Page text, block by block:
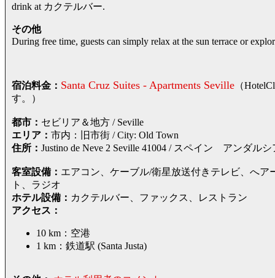
drink at カクテルバー.
その他
During free time, guests can simply relax at the sun terrace or
宿泊料金： Santa Cruz Suites - Apartments Seville （
す。）
都市： セビリア＆地方 / Seville
エリア： 市内：旧市街 / City: Old Town
住所： Justino de Neve 2 Seville 41004 / スペイン アンダ
客室設備： エアコン、ケーブル/衛星放送付きテレビ、へ
ト、ラジオ
ホテル設備： カクテルバー、ファックス、レストラン
アクセス：
10 km：空港
1 km：鉄道駅 (Santa Justa)